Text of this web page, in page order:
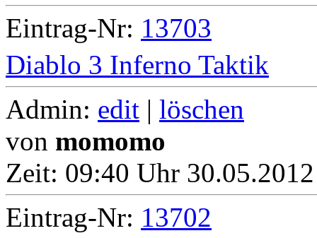
Eintrag-Nr: 13703
Diablo 3 Inferno Taktik
Admin: edit | löschen
von momomo
Zeit: 09:40 Uhr
Eintrag-Nr: 13702